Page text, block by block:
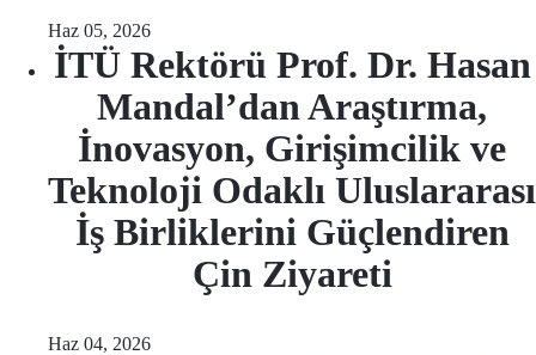
Haz 05, 2026
İTÜ Rektörü Prof. Dr. Hasan
Mandal’dan Araştırma,
İnovasyon, Girişimcilik ve
Teknoloji Odaklı Uluslararası
İş Birliklerini Güçlendiren
Çin Ziyareti
Haz 04, 2026